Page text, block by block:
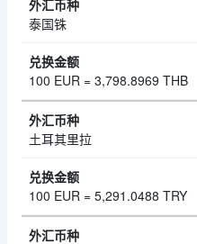
泰国铢
100 EUR = 3,798.8969 THB
土耳其里拉
100 EUR = 5,291.0488 TRY